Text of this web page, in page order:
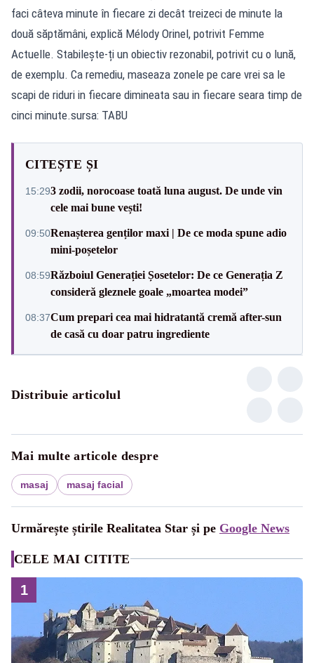
faci câteva minute în fiecare zi decât treizeci de minute la
două săptămâni, explică Mélody Orinel, potrivit Femme
Actuelle. Stabilește-ți un obiectiv rezonabil, potrivit cu o lună,
de exemplu. Ca remediu, maseaza zonele pe care vrei sa le
scapi de riduri in fiecare dimineata sau in fiecare seara timp de
cinci minute.sursa: TABU
CITEȘTE ȘI
15:293 zodii, norocoase toată luna august. De unde vin
cele mai bune vești!
09:50Renașterea genților maxi | De ce moda spune adio
mini-poșetelor
08:59Războiul Generației Șosetelor: De ce Generația Z
consideră gleznele goale „moartea modei”
08:37Cum prepari cea mai hidratantă cremă after-sun
de casă cu doar patru ingrediente
Distribuie articolul
Mai multe articole despre
masaj masaj facial
Urmărește știrile Realitatea Star și pe Google News
CELE MAI CITITE
1